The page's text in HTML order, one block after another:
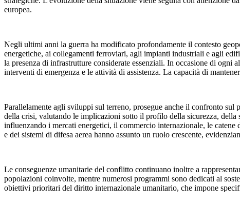
europea.
Negli ultimi anni la guerra ha modificato profondamente il contesto
energetiche, ai collegamenti ferroviari, agli impianti industriali e agli
la presenza di infrastrutture considerate essenziali. In occasione di
interventi di emergenza e le attività di assistenza. La capacità di
Parallelamente agli sviluppi sul terreno, prosegue anche il confronto sul
della crisi, valutando le implicazioni sotto il profilo della sicurezza,
influenzando i mercati energetici, il commercio internazionale, le
e dei sistemi di difesa aerea hanno assunto un ruolo crescente,
Le conseguenze umanitarie del conflitto continuano inoltre a
popolazioni coinvolte, mentre numerosi programmi sono dedicati al
obiettivi prioritari del diritto internazionale umanitario, che impone